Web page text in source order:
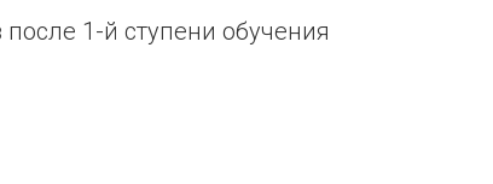
1-й ступени обучения